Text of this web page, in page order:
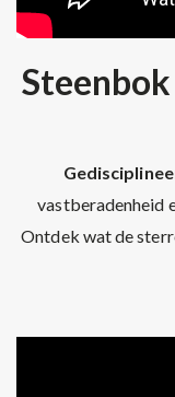
vastberadenheid
Ontdek wat de